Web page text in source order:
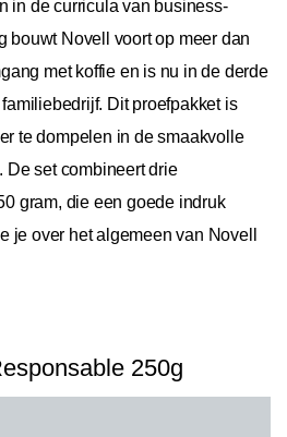
in de curricula van business-
bouwt Novell voort op meer dan
met koffie en is nu in de derde
Dit proefpakket is
te dompelen in de smaakvolle
set combineert drie
gram, die een goede indruk
je over het algemeen van Novell
250g